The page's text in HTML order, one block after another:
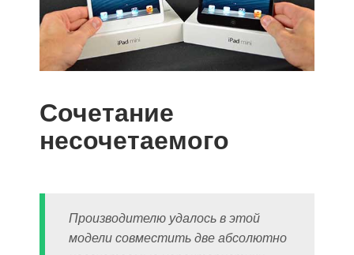
Сочетание
несочетаемого
Производителю удалось в этой
модели совместить две абсолютно